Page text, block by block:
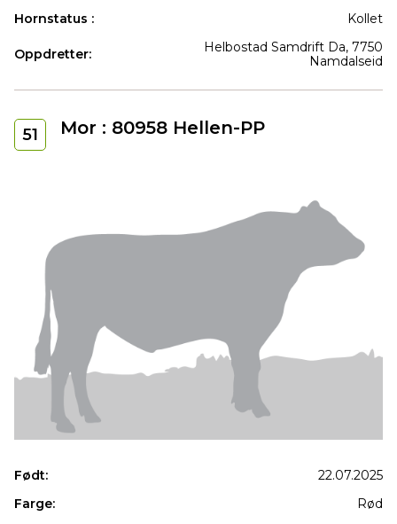
Hornstatus :
Kollet
Oppdretter:
Helbostad Samdrift Da, 7750
Namdalseid
51 Mor : 80958 Hellen-PP
Født:
22.07.2025
Farge:
Rød